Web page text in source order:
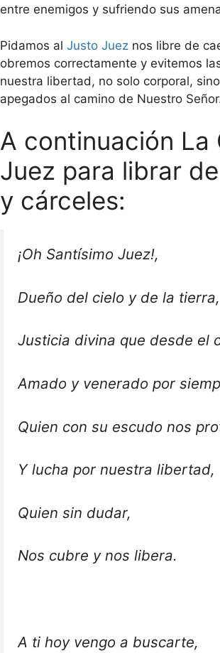
entre enemigos y sufriendo sus
Pidamos al Justo Juez nos libre de
obremos correctamente y evitemos
nuestra libertad, no solo corporal,
apegados al camino de Nuestro
A continuación La
Juez para librar
y cárceles:
¡Oh Santísimo Juez!,
Dueño del cielo y de la tierra,
Justicia divina que desde el
Amado y venerado por
Quien con su escudo nos
Y lucha por nuestra libertad,
Quien sin dudar,
Nos cubre y nos libera.
A ti hoy vengo a buscarte,